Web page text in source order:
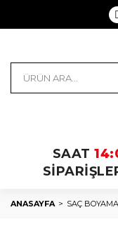
SAAT
ANASAYFA SAÇ BOYAMA